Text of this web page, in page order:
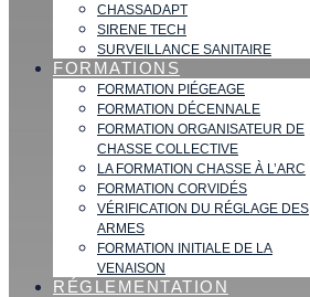
CHASSADAPT
SIRENE TECH
SURVEILLANCE SANITAIRE
FORMATIONS
FORMATION PIÉGEAGE
FORMATION DÉCENNALE
FORMATION ORGANISATEUR DE
CHASSE COLLECTIVE
LA FORMATION CHASSE À L’ARC
FORMATION CORVIDÉS
VÉRIFICATION DU RÉGLAGE DES
ARMES
FORMATION INITIALE DE LA
VENAISON
RÉGLEMENTATION